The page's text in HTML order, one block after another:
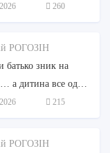
260
РОГОЗІН
батько зник на
а дитина все одно
знати правду»
215
РОГОЗІН